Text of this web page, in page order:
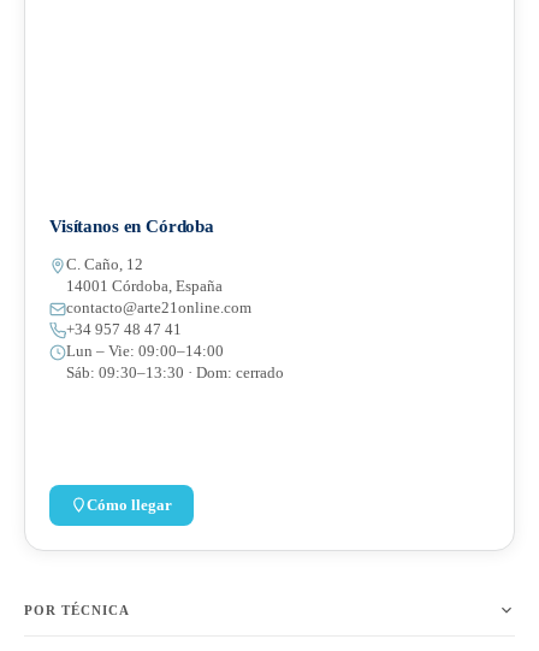
POR TÉCNICA
Visítanos en Córdoba
C. Caño, 12
14001 Córdoba, España
contacto@arte21online.com
+34 957 48 47 41
Lun – Vie: 09:00–14:00
Sáb: 09:30–13:30 · Dom: cerrado
Cómo llegar